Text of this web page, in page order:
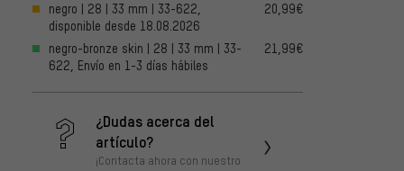
negro | 28 | 33 mm | 33-622,
disponible desde 18.08.2026
20,99€
negro-bronze skin | 28 | 33 mm | 33-
622, Envío en 1-3 días hábiles
21,99€
¿Dudas acerca del
artículo?
¡Contacta ahora con nuestro